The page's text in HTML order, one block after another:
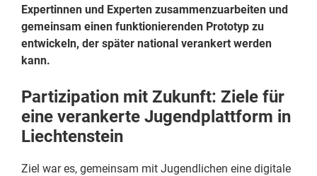
Expertinnen und Experten zusammenzuarbeiten und
gemeinsam einen funktionierenden Prototyp zu
entwickeln, der später national verankert werden
kann.
Partizipation mit Zukunft: Ziele für
eine verankerte Jugendplattform in
Liechtenstein
Ziel war es, gemeinsam mit Jugendlichen eine digitale